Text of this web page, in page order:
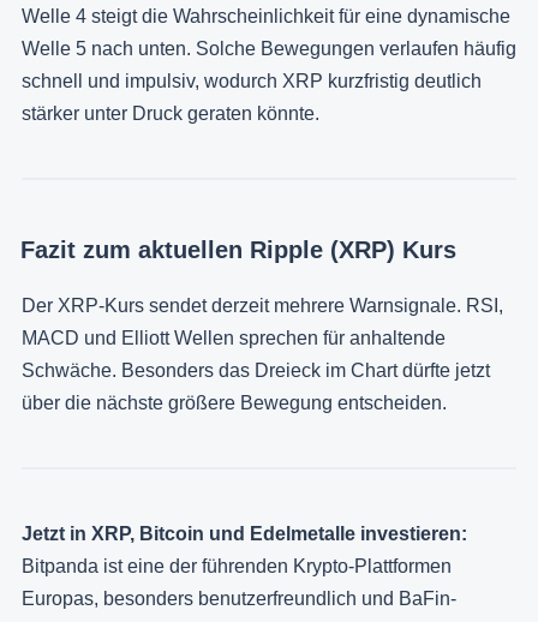
Welle 4 steigt die Wahrscheinlichkeit für eine dynamische
Welle 5 nach unten. Solche Bewegungen verlaufen häufig
schnell und impulsiv, wodurch XRP kurzfristig deutlich
stärker unter Druck geraten könnte.
Fazit zum aktuellen Ripple (XRP) Kurs
Der XRP-Kurs sendet derzeit mehrere Warnsignale. RSI,
MACD und Elliott Wellen sprechen für anhaltende
Schwäche. Besonders das Dreieck im Chart dürfte jetzt
über die nächste größere Bewegung entscheiden.
Jetzt in XRP, Bitcoin und Edelmetalle investieren:
Bitpanda ist eine der führenden Krypto-Plattformen
Europas, besonders benutzerfreundlich und BaFin-